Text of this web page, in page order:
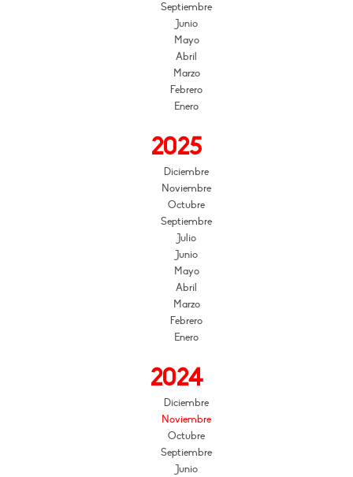
Septiembre
Junio
Mayo
Abril
Marzo
Febrero
Enero
2025
Diciembre
Noviembre
Octubre
Septiembre
Julio
Junio
Mayo
Abril
Marzo
Febrero
Enero
2024
Diciembre
Noviembre
Octubre
Septiembre
Junio